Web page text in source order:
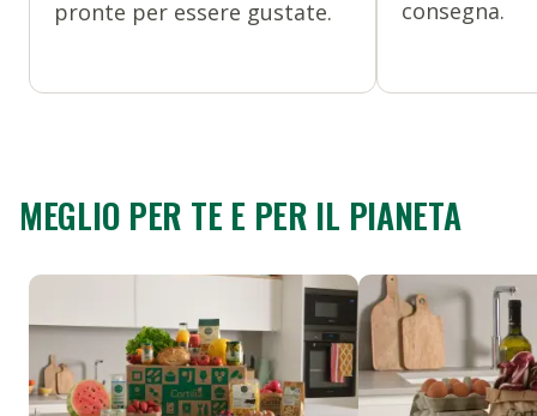
pronte per essere gustate.
consegna.
MEGLIO PER TE E PER IL PIANETA